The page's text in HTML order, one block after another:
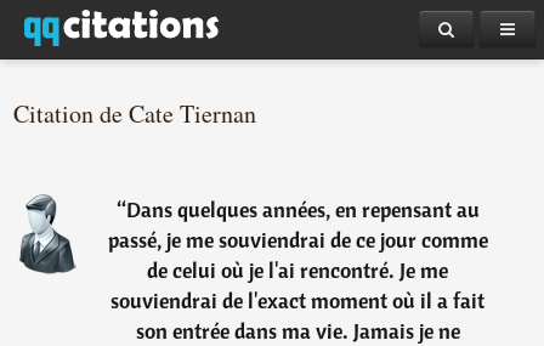
Citation de Cate Tiernan
“Dans quelques années, en repensant au
passé, je me souviendrai de ce jour comme
de celui où je l'ai rencontré. Je me
souviendrai de l'exact moment où il a fait
son entrée dans ma vie. Jamais je ne